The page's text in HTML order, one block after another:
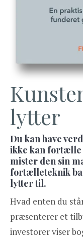
lytter
Du kan have
ikke kan fortælle
mister den sin
fortælleteknik
lytter til.
Hvad enten du
præsenterer et
investorer viser